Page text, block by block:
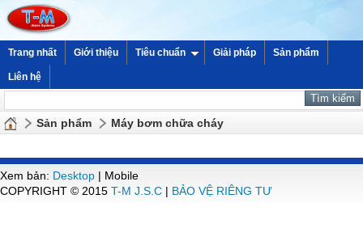
Trang nhất Giới thiệu Tiêu chuẩn Giải pháp Sản phẩm
Liên hệ
Sản phẩm Máy bơm chữa cháy
Xem bản: Desktop | Mobile
COPYRIGHT © 2015 T-M J.S.C | BẢO VỆ RIÊNG TƯ